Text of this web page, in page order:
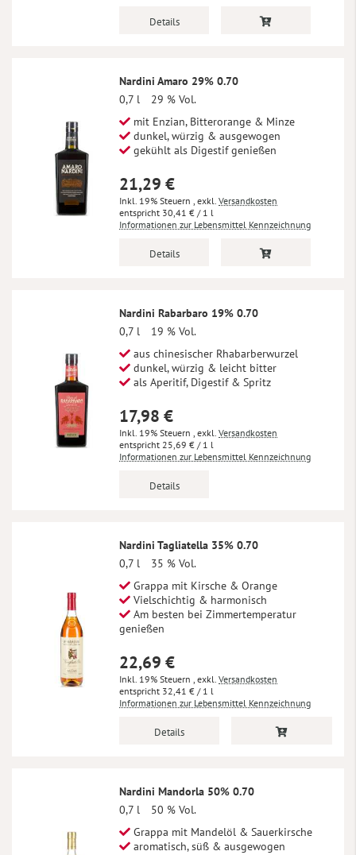
Details
Nardini Amaro 29% 0.70
0,7 l
29 % Vol.
mit Enzian, Bitterorange & Minze
dunkel, würzig & ausgewogen
gekühlt als Digestif genießen
21,29 €
Inkl. 19% Steuern , exkl. Versandkosten
30,41 € / 1 l
Informationen zur Lebensmittel Kennzeichnung
Details
Nardini Rabarbaro 19% 0.70
0,7 l
19 % Vol.
aus chinesischer Rhabarberwurzel
dunkel, würzig & leicht bitter
als Aperitif, Digestif & Spritz
17,98 €
Inkl. 19% Steuern , exkl. Versandkosten
25,69 € / 1 l
Informationen zur Lebensmittel Kennzeichnung
Details
Nardini Tagliatella 35% 0.70
0,7 l
35 % Vol.
Grappa mit Kirsche & Orange
Vielschichtig & harmonisch
Am besten bei Zimmertemperatur
genießen
22,69 €
Inkl. 19% Steuern , exkl. Versandkosten
32,41 € / 1 l
Informationen zur Lebensmittel Kennzeichnung
Details
Nardini Mandorla 50% 0.70
0,7 l
50 % Vol.
Grappa mit Mandelöl & Sauerkirsche
aromatisch, süß & ausgewogen